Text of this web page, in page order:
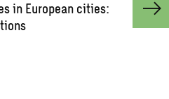
in Eu­ro­pean cities: